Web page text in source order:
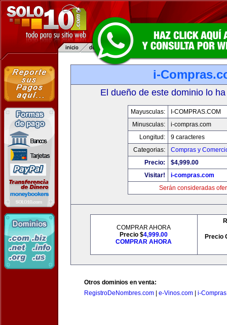
i-
El dueño de este dominio lo
Mayusculas:
I-COMPRAS.COM
Minusculas:
i-compras.com
Longitud:
9 caracteres
Categorias:
Compras y
Precio:
$4,999.00
Visitar!
i-compras.com
Serán consideradas
COMPRAR AHORA
Precio $4,999.00
COMPRAR AHORA
Precio
Otros dominios en venta:
RegistroDeNombres.com
e-Vinos.com i-